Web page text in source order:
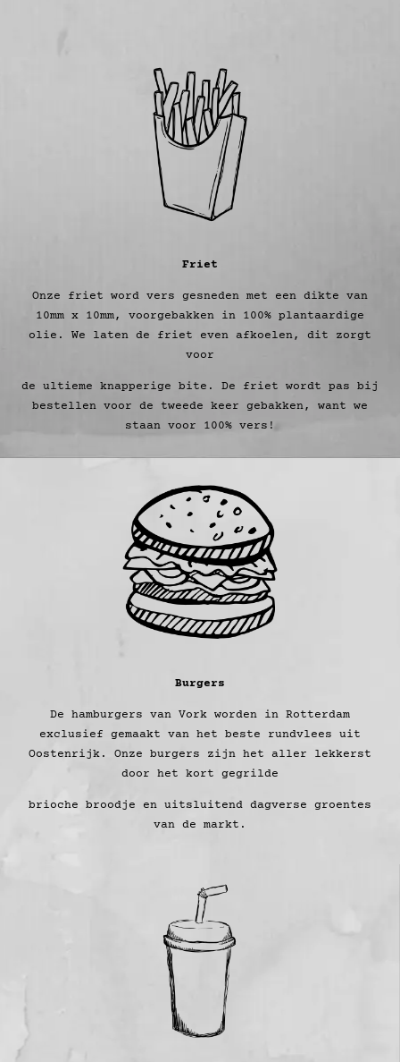
Friet
Onze friet word vers gesneden met een dikte van
10mm x 10mm, voorgebakken in 100% plantaardige
olie. We laten de friet even afkoelen, dit zorgt
voor
de ultieme knapperige bite. De friet wordt pas bij
bestellen voor de tweede keer gebakken, want we
staan voor 100% vers!
Burgers
De hamburgers van Vork worden in Rotterdam
exclusief gemaakt van het beste rundvlees uit
Oostenrijk. Onze burgers zijn het aller lekkerst
door het kort gegrilde
brioche broodje en uitsluitend dagverse groentes
van de markt.